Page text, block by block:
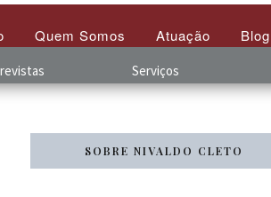
Quem Somos Atuação Blog
Serviços
SOBRE NIVALDO CLETO